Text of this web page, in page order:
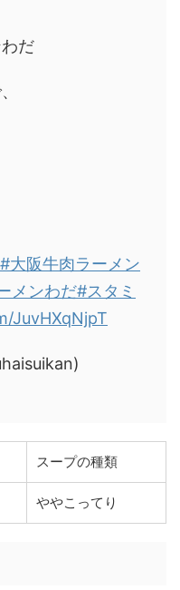
だ
#大阪牛肉ラーメン
メンわだ#スタミ
JuvHXqNjpT
スープの種類
ややこってり